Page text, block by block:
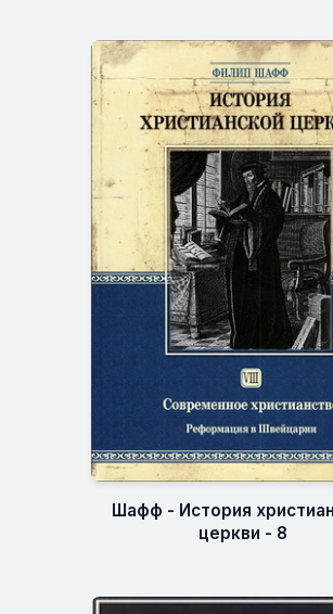
Шафф - История
церкви - 8